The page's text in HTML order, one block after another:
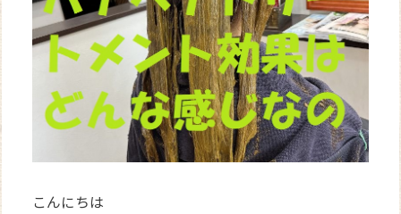
こんにちは